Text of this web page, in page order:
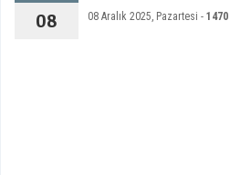
08 08 Aralık 2025, Pazartesi - 1470